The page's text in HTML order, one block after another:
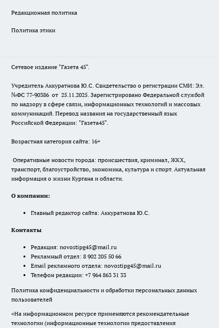
Редакционная политика
Политика этики
Сетевое издание "Газета 45".
Учредитель Аккуратнова Ю.С. Свидетельство о регистрации СМИ: Эл.
№ФС 77-90386 от 25.11.2025. Зарегистрировано Федеральной службой
по надзору в сфере связи, информационных технологий и массовых
коммуникаций. Перевод названия на государственный язык
Российской Федерации: "Газета45".
Возрастная категория сайта: 16+
Оперативные новости города: происшествия, криминал, ЖКХ,
транспорт, благоустройство, экономика, культура и спорт. Актуальная
информация о жизни Кургана и области.
О компании:
Главный редактор сайта: Аккуратнова Ю.С.
Контакты
Редакция: novostipg45@mail.ru
Рекламный отдел: 8 902 205 50 66
Email рекламного отдела: novostipg45@mail.ru
Телефон редакции: +7 964 863 31 33
Политика конфиденциальности и обработки персональных данных
пользователей
«На информационном ресурсе применяются рекомендательные
технологии (информационные технологии предоставления